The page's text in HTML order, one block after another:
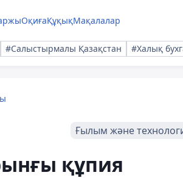
ОқиғаҚұқықМақалалар
#Салыстырмалы Қазақстан #Халық
Ғылым және
құпия